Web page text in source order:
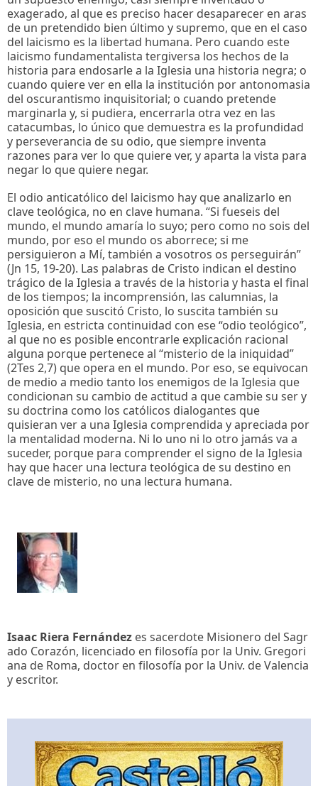
exagerado, al que es preciso hacer desaparecer en aras
de un pretendido bien último y supremo, que en el caso
del laicismo es la libertad humana. Pero cuando este
laicismo fundamentalista tergiversa los hechos de la
historia para endosarle a la Iglesia una historia negra; o
cuando quiere ver en ella la institución por antonomasia
del oscurantismo inquisitorial; o cuando pretende
marginarla y, si pudiera, encerrarla otra vez en las
catacumbas, lo único que demuestra es la profundidad
y perseverancia de su odio, que siempre inventa
razones para ver lo que quiere ver, y aparta la vista para
negar lo que quiere negar.
El odio anticatólico del laicismo hay que analizarlo en
clave teológica, no en clave humana. “Si fueseis del
mundo, el mundo amaría lo suyo; pero como no sois del
mundo, por eso el mundo os aborrece; si me
persiguieron a Mí, también a vosotros os perseguirán”
(Jn 15, 19-20). Las palabras de Cristo indican el destino
trágico de la Iglesia a través de la historia y hasta el final
de los tiempos; la incomprensión, las calumnias, la
oposición que suscitó Cristo, lo suscita también su
Iglesia, en estricta continuidad con ese “odio teológico”,
al que no es posible encontrarle explicación racional
alguna porque pertenece al “misterio de la iniquidad”
(2Tes 2,7) que opera en el mundo. Por eso, se equivocan
de medio a medio tanto los enemigos de la Iglesia que
condicionan su cambio de actitud a que cambie su ser y
su doctrina como los católicos dialogantes que
quisieran ver a una Iglesia comprendida y apreciada por
la mentalidad moderna. Ni lo uno ni lo otro jamás va a
suceder, porque para comprender el signo de la Iglesia
hay que hacer una lectura teológica de su destino en
clave de misterio, no una lectura humana.
Isaac Riera Fernández es sacerdote Misionero del Sagr
ado Corazón, licenciado en filosofía por la Univ. Gregori
ana de Roma, doctor en filosofía por la Univ. de Valencia
y escritor.